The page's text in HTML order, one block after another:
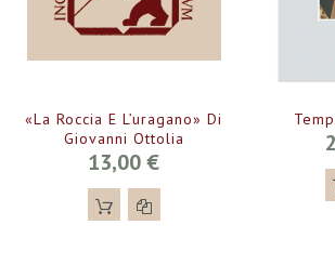
«La Roccia E L’uragano» Di
Giovanni Ottolia
13,00 €